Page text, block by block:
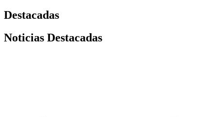
Destacadas
Noticias Destacadas